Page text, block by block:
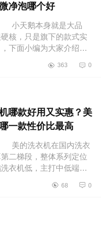
净泡哪个好
小天鹅本身就是大品
核，只是旗下的款式实
下面小编为大家介绍下
个好 小天鹅蓝氧值不
363 0
哪款好用又实惠？美
一款性价比最高
美的洗衣机在国内洗衣
二梯段，整体系列定位
衣机低，主打中低端市
下美的洗衣机哪款好用又
68 0